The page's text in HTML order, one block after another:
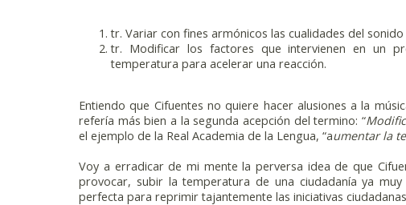
tr. Variar con fines armónicos las cualidades del
tr. Modificar los factores que intervienen en un
temperatura para acelerar una reacción.
Entiendo que Cifuentes no quiere hacer alusiones a la
refería más bien a la segunda acepción del termino: “
el ejemplo de la Real Academia de la Lengua, “aumentar la
Voy a erradicar de mi mente la perversa idea de que
provocar, subir la temperatura de una ciudadanía ya
perfecta para reprimir tajantemente las iniciativas